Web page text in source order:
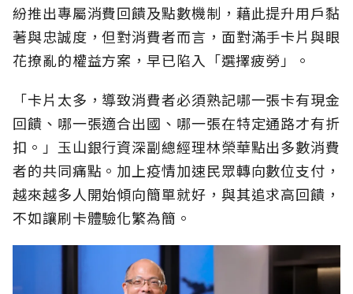
紛推出專屬消費回饋及點數機制，藉此提升用戶黏
著與忠誠度，但對消費者而言，面對滿手卡片與眼
花撩亂的權益方案，早已陷入「選擇疲勞」。
「卡片太多，導致消費者必須熟記哪一張卡有現金
回饋、哪一張適合出國、哪一張在特定通路才有折
扣。」玉山銀行資深副總經理林榮華點出多數消費
者的共同痛點。加上疫情加速民眾轉向數位支付，
越來越多人開始傾向簡單就好，與其追求高回饋，
不如讓刷卡體驗化繁為簡。